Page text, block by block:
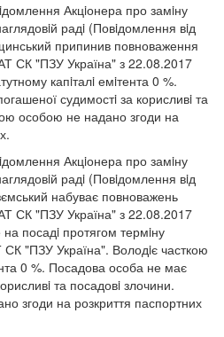
Акцiонера про замiну
радi (Повiдомлення вiд
припинив повноваження
СК "ПЗУ Україна" з 22.08.2017
капiталi емiтента 0 %.
судимостi за корисливi та
особою не надано згоди на
Акцiонера про замiну
радi (Повiдомлення вiд
набуває повноважень
СК "ПЗУ Україна" з 22.08.2017
посадi протягом термiну
СК "ПЗУ Україна". Володiє часткою
0 %. Посадова особа не має
та посадовi злочини.
згоди на розкриття паспортних